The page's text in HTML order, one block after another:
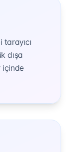
dışa
içinde